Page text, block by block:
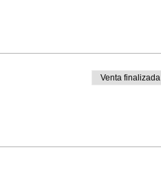
Venta finalizada